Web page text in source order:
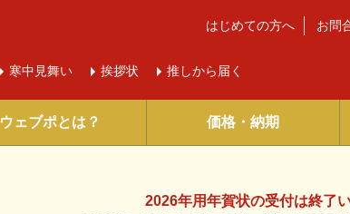
寒中 見舞い 挨拶状 推しから届く
はじめての方へ お問
ウェブポとは？ 価格・納期
2026年用年賀状の受付は終了